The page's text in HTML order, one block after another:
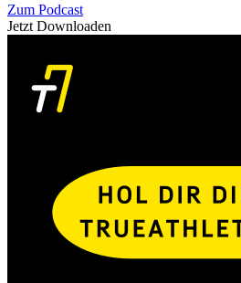
Zum Podcast
Jetzt Downloaden